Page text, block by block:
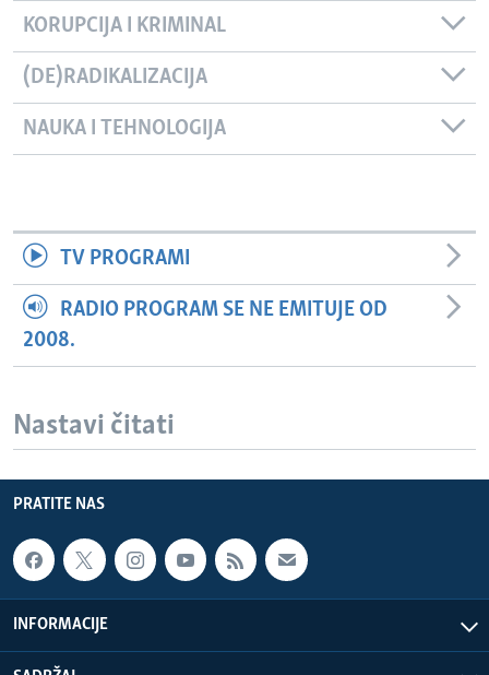
KORUPCIJA I KRIMINAL
(DE)RADIKALIZACIJA
NAUKA I TEHNOLOGIJA
TV PROGRAMI
RADIO PROGRAM SE NE EMITUJE OD
2008.
Nastavi čitati
PRATITE NAS
INFORMACIJE